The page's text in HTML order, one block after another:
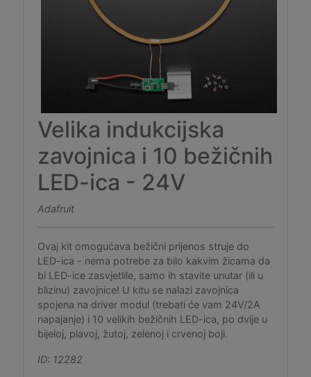
Velika indukcijska
zavojnica i 10 bežičnih
LED-ica - 24V
Adafruit
Ovaj kit omogućava bežični prijenos struje do
LED-ica - nema potrebe za bilo kakvim žicama da
bi LED-ice zasvjetlile, samo ih stavite unutar (ili u
blizinu) zavojnice! U kitu se nalazi zavojnica
spojena na driver modul (trebati će vam 24V/2A
napajanje) i 10 velikih bežičnih LED-ica, po dvije u
bijeloj, plavoj, žutoj, zelenoj i crvenoj boji.
ID: 12282